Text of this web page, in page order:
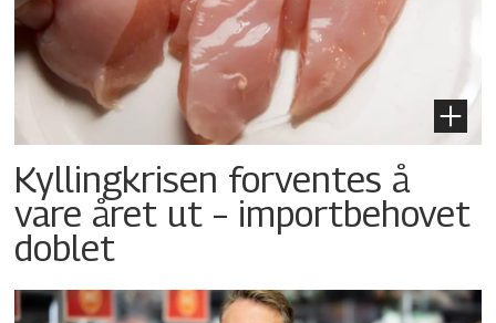
Kyllingkrisen forventes å
vare året ut – importbehovet
doblet